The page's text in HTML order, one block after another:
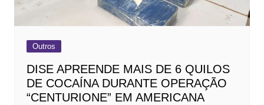
Outros
DISE APREENDE MAIS DE 6 QUILOS
DE COCAÍNA DURANTE OPERAÇÃO
“CENTURIONE” EM AMERICANA